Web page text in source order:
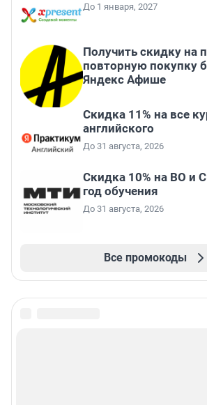
До 1 января, 2027
Получить скидку на
повторную покупку
Яндекс Афише
Скидка 11% на все
английского
До 31 августа, 2026
Скидка 10% на ВО и
год обучения
До 31 августа, 2026
Все промокоды